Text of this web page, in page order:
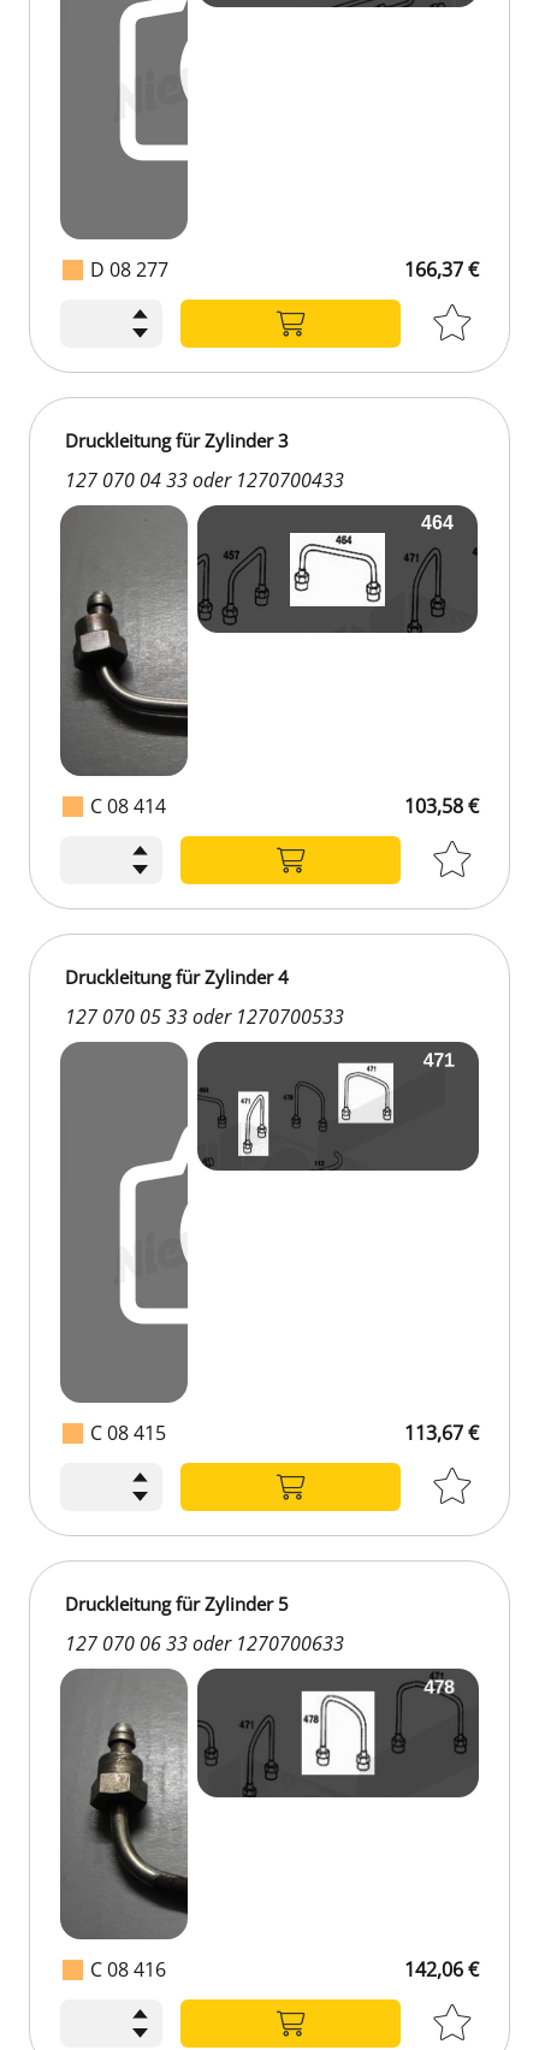
D 08 277 166,37 €
C 08 414
Druckleitung für Zylinder 3
127 070 04 33 oder 1270700433
103,58 €
C 08 415
Druckleitung für Zylinder 4
127 070 05 33 oder 1270700533
113,67 €
C 08 416
Druckleitung für Zylinder 5
127 070 06 33 oder 1270700633
142,06 €